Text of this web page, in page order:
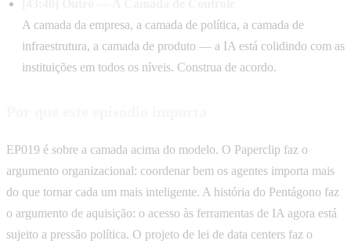
A camada da empresa, a camada de política, a camada de
infraestrutura, a camada de produto — a IA está colidindo com as
instituições em todos os níveis. Construa de acordo.
EP019 é sobre a camada acima do modelo. O Paperclip faz o
argumento organizacional: coordenar bem os agentes importa mais
do que tornar cada um mais inteligente. A história do Pentágono faz
o argumento de aquisição: o acesso às ferramentas de IA agora está
sujeito a pressão política. O projeto de lei de data centers faz o